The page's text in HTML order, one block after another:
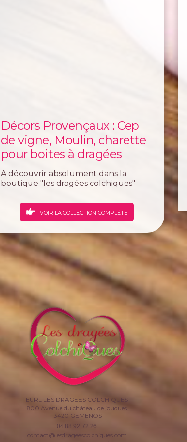
Décors Provençaux : Cep
de vigne, Moulin, charette
pour boites à dragées
A découvrir absolument dans la
boutique "les dragées colchiques"
dragées pour poser ses boites à
dragées sur un thème Provençal à l'
occasion d'un mariage, bapteme ou
communion....
VOIR LA COLLECTION COMPLÈTE
EURL LES DRAGEES COLCHIQUES
800 Avenue du château de jouques
13420 GEMENOS
04 88 92 72 26
contact@lesdrageescolchiques.com